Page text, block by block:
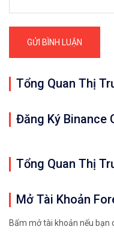
Tổng Quan Thị
Đăng Ký Binance
Tổng Quan Thị
Mở Tài Khoản
Bấm mở tài khoản nếu bạn